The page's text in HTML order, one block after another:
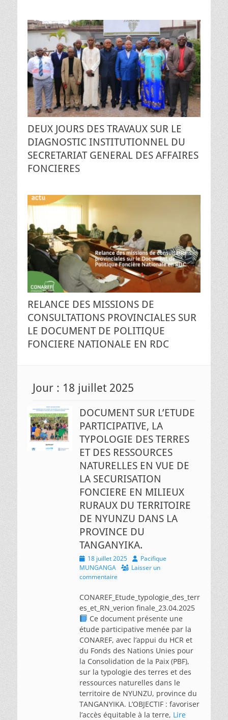
DEUX JOURS DES TRAVAUX SUR LE
DIAGNOSTIC INSTITUTIONNEL DU
SECRETARIAT GENERAL DES AFFAIRES
FONCIERES
RELANCE DES MISSIONS DE
CONSULTATIONS PROVINCIALES SUR
LE DOCUMENT DE POLITIQUE
FONCIERE NATIONALE EN RDC
Jour : 18 juillet 2025
DOCUMENT SUR L’ETUDE
PARTICIPATIVE, LA
TYPOLOGIE DES TERRES
ET DES RESSOURCES
NATURELLES EN VUE DE
LA SECURISATION
FONCIERE EN MILIEUX
RURAUX DU TERRITOIRE
DE NYUNZU DANS LA
PROVINCE DU
TANGANYIKA.
Posted
on
18 juillet 2025 AuthorPacifique
MUNGANGA
Laisser un
commentaire
CONAREF_Etude_typologie_des_terr
es_et_RN_verion finale_23.04.2025
Ce document présente une
étude participative menée par la
CONAREF, avec l’appui du HCR et
du Fonds des Nations Unies pour
la Consolidation de la Paix (PBF),
sur la typologie des terres et des
ressources naturelles dans le
territoire de NYUNZU, province du
TANGANYIKA. L’OBJECTIF : favoriser
l’accès équitable à la terre, Lire